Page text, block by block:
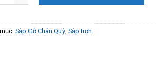
Sập Gỗ Chân Quỳ ,Sập trơn